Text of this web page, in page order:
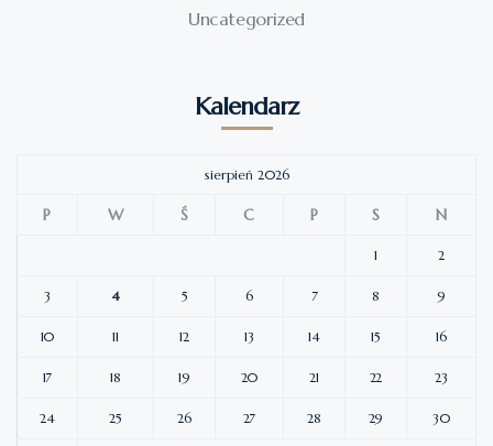
Uncategorized
Kalendarz
sierpień 2026
P W Ś C P S N
1 2
3 4 5 6 7 8 9
10 11 12 13 14 15 16
17 18 19 20 21 22 23
24 25 26 27 28 29 30